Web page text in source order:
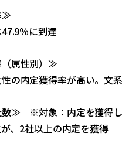
≫
％に到達
属性別）≫
の内定獲得率が高い。文
≫ ※対象：内定を獲得し
、2社以上の内定を獲得